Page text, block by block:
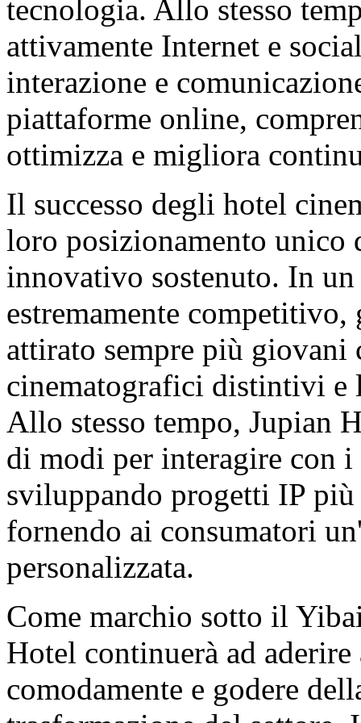
tecnologia. Allo stesso
attivamente Internet e
interazione e
piattaforme online,
ottimizza e migliora
Il successo degli hotel
loro posizionamento
innovativo sostenuto. In
estremamente
attirato sempre più
cinematografici distintivi e
Allo stesso tempo, Jupian
di modi per interagire con
sviluppando progetti IP
fornendo ai consumatori
personalizzata.
Come marchio sotto il
Hotel continuerà ad
comodamente e godere